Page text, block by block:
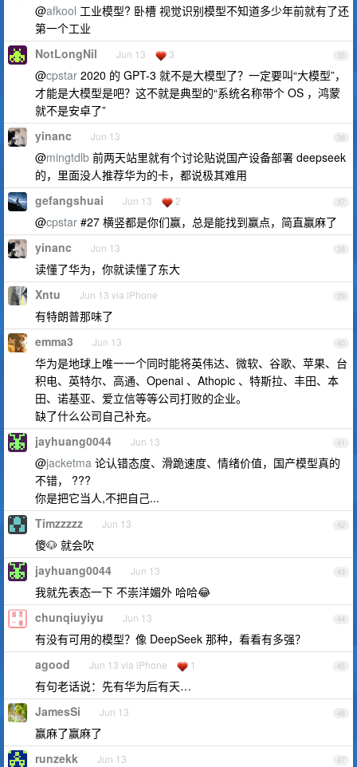
@afkool 工业模型? 卧槽 视觉识别模型不知道多少年前就有了还
第一个工业
35
NotLongNil Jun 13 3
@cpstar 2020 的 GPT-3 就不是大模型了？一定要叫“大模型”，
才能是大模型是吧？这不就是典型的“系统名称带个 OS ，鸿蒙
就不是安卓了”
36
yinanc Jun 13
@mingtdlb 前两天站里就有个讨论贴说国产设备部署 deepseek
的，里面没人推荐华为的卡，都说极其难用
37
gefangshuai Jun 13 2
@cpstar #27 横竖都是你们赢，总是能找到赢点，简直赢麻了
38
yinanc Jun 13
读懂了华为，你就读懂了东大
39
Xntu Jun 13 via iPhone
有特朗普那味了
40
emma3 Jun 13
华为是地球上唯一一个同时能将英伟达、微软、谷歌、苹果、台
积电、英特尔、高通、Openai 、Athopic 、特斯拉、丰田、本
田、诺基亚、爱立信等等公司打败的企业。
缺了什么公司自己补充。
41
jayhuang0044 Jun 13
@jacketma 论认错态度、滑跪速度、情绪价值，国产模型真的
不错， ???
你是把它当人,不把自己...
42
Timzzzzz Jun 13
傻🐶 就会吹
43
jayhuang0044 Jun 13
我就先表态一下 不崇洋媚外 哈哈😂
44
chunqiuyiyu Jun 13
有没有可用的模型？像 DeepSeek 那种，看看有多强？
45
agood Jun 13 via iPhone 1
有句老话说：先有华为后有天…
46
JamesSi Jun 13
赢麻了赢麻了
47
runzekk Jun 13